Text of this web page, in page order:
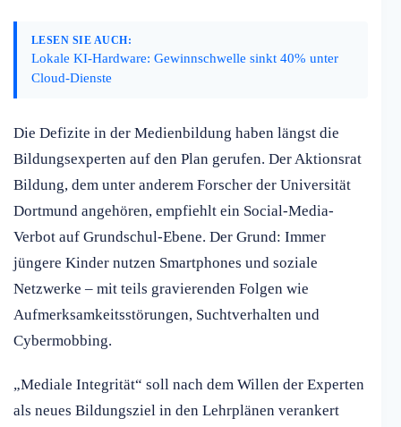
LESEN SIE AUCH:
Lokale KI-Hardware: Gewinnschwelle sinkt 40% unter
Cloud-Dienste
Die Defizite in der Medienbildung haben längst die
Bildungsexperten auf den Plan gerufen. Der Aktionsrat
Bildung, dem unter anderem Forscher der Universität
Dortmund angehören, empfiehlt ein Social-Media-
Verbot auf Grundschul-Ebene. Der Grund: Immer
jüngere Kinder nutzen Smartphones und soziale
Netzwerke – mit teils gravierenden Folgen wie
Aufmerksamkeitsstörungen, Suchtverhalten und
Cybermobbing.
„Mediale Integrität“ soll nach dem Willen der Experten
als neues Bildungsziel in den Lehrplänen verankert